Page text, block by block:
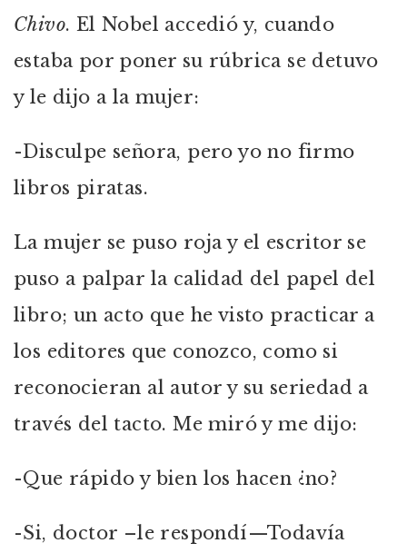
Chivo. El Nobel accedió y, cuando
estaba por poner su rúbrica se detuvo
y le dijo a la mujer:
-Disculpe señora, pero yo no firmo
libros piratas.
La mujer se puso roja y el escritor se
puso a palpar la calidad del papel del
libro; un acto que he visto practicar a
los editores que conozco, como si
reconocieran al autor y su seriedad a
través del tacto. Me miró y me dijo:
-Que rápido y bien los hacen ¿no?
-Si, doctor –le respondí—Todavía